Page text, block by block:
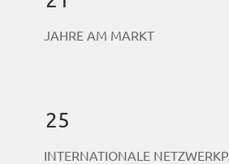
achigen
Raum.
JAHRE AM MARKT
25
INTERNATIONALE